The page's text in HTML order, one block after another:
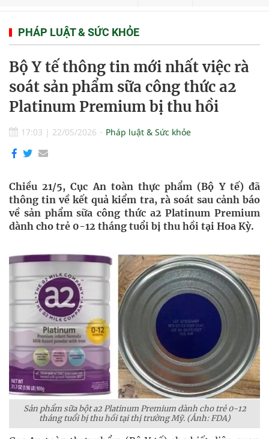
PHÁP LUẬT & SỨC KHỎE
Bộ Y tế thông tin mới nhất việc rà
soát sản phẩm sữa công thức a2
Platinum Premium bị thu hồi
17:03 | 22/05/2026 Pháp luật & Sức khỏe
Chiều 21/5, Cục An toàn thực phẩm (Bộ Y tế) đã
thông tin về kết quả kiểm tra, rà soát sau cảnh báo
về sản phẩm sữa công thức a2 Platinum Premium
dành cho trẻ 0-12 tháng tuổi bị thu hồi tại Hoa Kỳ.
Sản phẩm sữa bột a2 Platinum Premium dành cho trẻ 0-12
tháng tuổi bị thu hồi tại thị trường Mỹ. (Ảnh: FDA)